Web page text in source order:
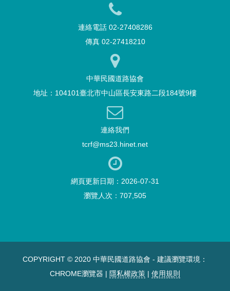
連絡電話 02-27408286
傳真 02-27418210
中華民國道路協會
地址：104101臺北市中山區長安東路二段184號9樓
連絡我們
tcrf@ms23.hinet.net
網頁更新日期：2026-07-31
瀏覽人次：707,505
COPYRIGHT © 2020 中華民國道路協會 - 建議瀏覽環境：
CHROME瀏覽器 | 隱私權政策 | 使用規則